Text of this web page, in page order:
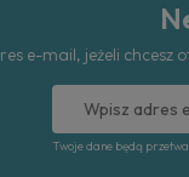
e-mail, jeżeli
Twoje dane będą